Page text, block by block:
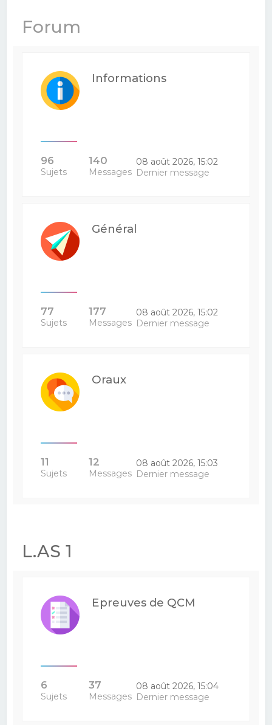
Forum
Informations
96
Sujets
140
Messages
08 août 2026, 15:02
Dernier message
Général
77
Sujets
177
Messages
08 août 2026, 15:02
Dernier message
Oraux
11
Sujets
12
Messages
08 août 2026, 15:03
Dernier message
L.AS 1
Epreuves de QCM
6
Sujets
37
Messages
08 août 2026, 15:04
Dernier message